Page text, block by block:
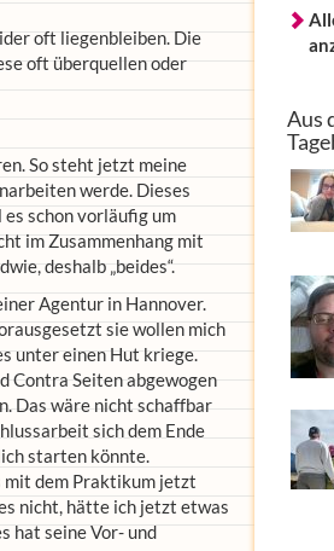
oft liegenbleiben. Die
oft überquellen oder
So steht jetzt meine
werde. Dieses
schon vorläufig um
im Zusammenhang mit
deshalb „beides“.
Agentur in Hannover.
sie wollen mich
unter einen Hut kriege.
Contra Seiten abgewogen
Das wäre nicht schaffbar
sich dem Ende
starten könnte.
mit dem Praktikum jetzt
nicht, hätte ich jetzt etwas
hat seine Vor- und
Aus